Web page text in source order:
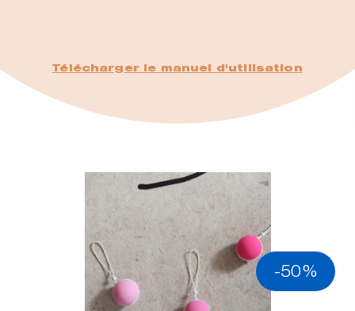
Télécharger le manuel d'utilisation
-50%